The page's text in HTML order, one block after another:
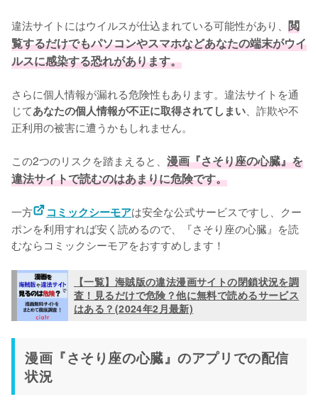
違法サイトにはウイルスが仕込まれている可能性があり、 閲
覧するだけでもパソコンやスマホなどあなたの端末がウイ
ルスに感染する恐れがあります。
さらに個人情報が漏れる危険性もあります。違法サイトを通
じてあなたの個人情報が不正に取得されてしまい 、詐欺や不
正利用の被害に遭うかもしれません。
この2つのリスクを踏まえると、 漫画『さそり座の心臓』を
違法サイトで読むのはあまりに危険です。
一方 コミックシーモアは安全な公式サービスですし、クー
ポンを利用すれば安く読めるので、『さそり座の心臓』を読
むならコミックシーモアをおすすめします！
【一覧】海賊版の違法漫画サイトの閉鎖状況を調
査！見るだけで危険？他に無料で読めるサービス
はある？(2024年2月最新)
漫画『さそり座の心臓』のアプリでの配信
状況